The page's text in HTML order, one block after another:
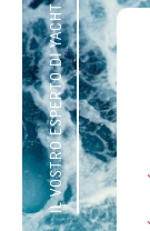
IL VOSTRO ESPERTO DI YACHT